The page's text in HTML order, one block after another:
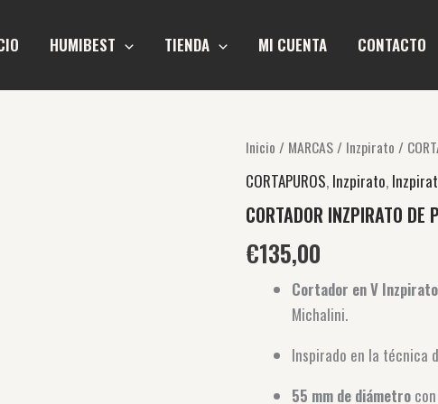
HUMIBEST TIENDA MI CUENTA CONTACTO
Inicio / MARCAS/ Inzpirato /
CORTAPUROS, Inzpirato,
CORTADOR INZPIRATO DE
€135,00
Cortador en V
Michalini.
Inspirado en la técnica
55 mm de diámetrocon
CORTADOR
DE
V-
cantidad